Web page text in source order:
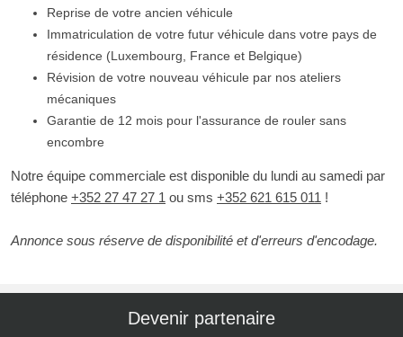
Reprise de votre ancien véhicule
Immatriculation de votre futur véhicule dans votre pays de
résidence (Luxembourg, France et Belgique)
Révision de votre nouveau véhicule par nos ateliers
mécaniques
Garantie de 12 mois pour l'assurance de rouler sans
encombre
Notre équipe commerciale est disponible du lundi au samedi par
téléphone +352 27 47 27 1 ou sms +352 621 615 011 !
Annonce sous réserve de disponibilité et d'erreurs d'encodage.
Devenir partenaire